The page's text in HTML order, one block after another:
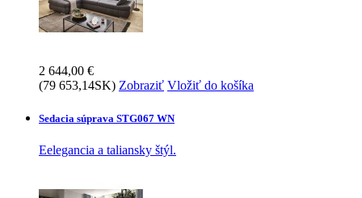
2 644,00 €
(79 653,14SK) Zobraziť Vložiť do košíka
Sedacia súprava STG067 WN
Eelegancia a taliansky štýl.